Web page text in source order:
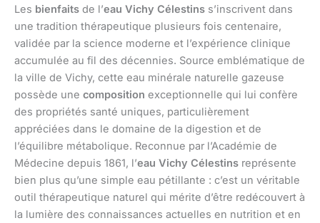
Les bienfaits de l’eau Vichy Célestins s’inscrivent dans
une tradition thérapeutique plusieurs fois centenaire,
validée par la science moderne et l’expérience clinique
accumulée au fil des décennies. Source emblématique de
la ville de Vichy, cette eau minérale naturelle gazeuse
possède une composition exceptionnelle qui lui confère
des propriétés santé uniques, particulièrement
appréciées dans le domaine de la digestion et de
l’équilibre métabolique. Reconnue par l’Académie de
Médecine depuis 1861, l’eau Vichy Célestins représente
bien plus qu’une simple eau pétillante : c’est un véritable
outil thérapeutique naturel qui mérite d’être redécouvert à
la lumière des connaissances actuelles en nutrition et en